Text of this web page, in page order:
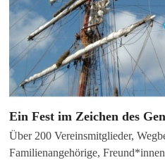
Ein Fest im Zeichen des
Über 200 Vereinsmitglieder,
Familienangehörige,